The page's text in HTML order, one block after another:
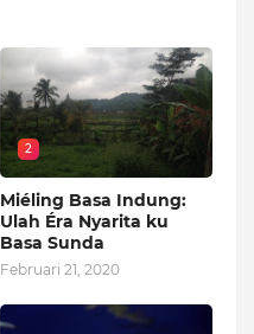
2
Miéling Basa Indung:
Ulah Éra Nyarita ku
Basa Sunda
Februari 21, 2020